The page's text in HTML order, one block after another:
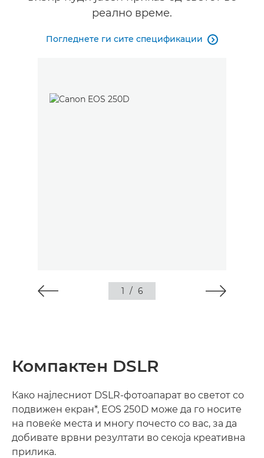
реално време.
Погледнете ги сите спецификации 
1 / 6
Компактен DSLR
Како најлесниот DSLR-фотоапарат во светот со
подвижен екран*, EOS 250D може да го носите
на повеќе места и многу почесто со вас, за да
добивате врвни резултати во секоја креативна
прилика.